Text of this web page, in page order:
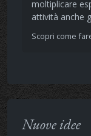
moltiplicare
attività anche
Scopri come
Nuove idee